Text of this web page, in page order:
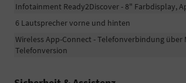
Infotainment Ready2Discover - 8" Farbdisplay,
6 Lautsprecher vorne und hinten
Wireless App-Connect - Telefonverbindung
Telefonversion